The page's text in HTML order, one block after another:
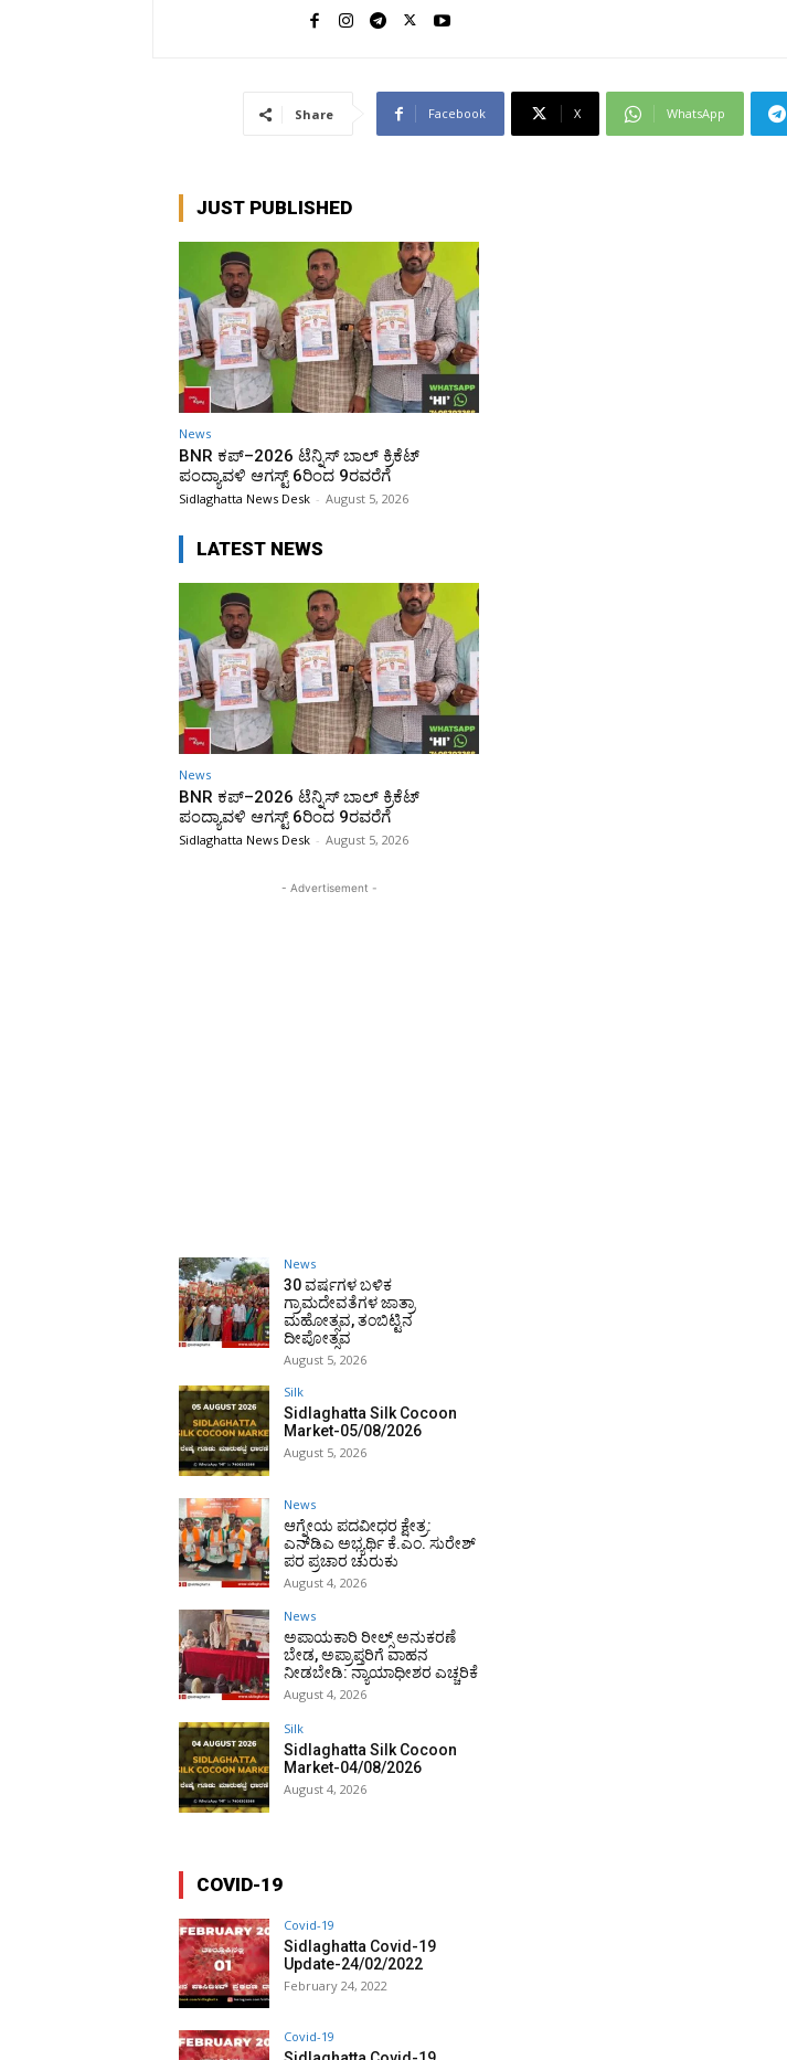
Share Facebook X WhatsApp
JUST PUBLISHED
News
BNR ಕಪ್–2026 ಟೆನ್ನಿಸ್ ಬಾಲ್ ಕ್ರಿಕೆಟ್
ಪಂದ್ಯಾವಳಿ ಆಗಸ್ಟ್ 6ರಿಂದ 9ರವರೆಗೆ
Sidlaghatta News Desk - August 5, 2026
LATEST NEWS
News
BNR ಕಪ್–2026 ಟೆನ್ನಿಸ್ ಬಾಲ್ ಕ್ರಿಕೆಟ್
ಪಂದ್ಯಾವಳಿ ಆಗಸ್ಟ್ 6ರಿಂದ 9ರವರೆಗೆ
Sidlaghatta News Desk - August 5, 2026
- Advertisement -
News
30 ವರ್ಷಗಳ ಬಳಿಕ
ಗ್ರಾಮದೇವತೆಗಳ ಜಾತ್ರಾ
ಮಹೋತ್ಸವ, ತಂಬಿಟ್ಟಿನ
ದೀಪೋತ್ಸವ
August 5, 2026
Silk
Sidlaghatta Silk Cocoon
Market-05/08/2026
August 5, 2026
News
ಆಗ್ನೇಯ ಪದವೀಧರ ಕ್ಷೇತ್ರ:
ಎನ್‌ಡಿಎ ಅಭ್ಯರ್ಥಿ ಕೆ.ಎಂ. ಸುರೇಶ್
ಪರ ಪ್ರಚಾರ ಚುರುಕು
August 4, 2026
News
ಅಪಾಯಕಾರಿ ರೀಲ್ಸ್ ಅನುಕರಣೆ
ಬೇಡ, ಅಪ್ರಾಪ್ತರಿಗೆ ವಾಹನ
ನೀಡಬೇಡಿ: ನ್ಯಾಯಾಧೀಶರ ಎಚ್ಚರಿಕೆ
August 4, 2026
Silk
Sidlaghatta Silk Cocoon
Market-04/08/2026
August 4, 2026
COVID-19
Covid-19
Sidlaghatta Covid-19
Update-24/02/2022
February 24, 2022
Covid-19